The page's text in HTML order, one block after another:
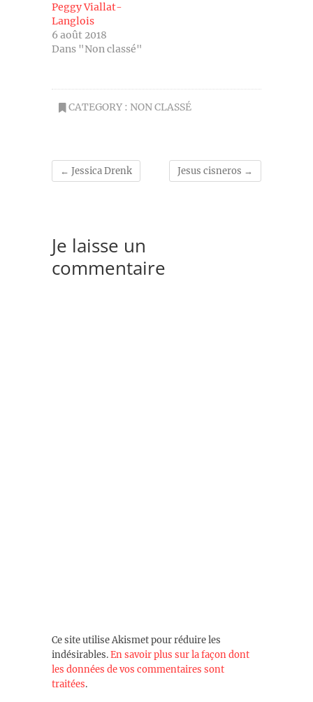
Peggy Viallat-
Langlois
6 août 2018
Dans "Non classé"
CATEGORY : NON CLASSÉ
← Jessica Drenk Jesus cisneros →
Je laisse un
commentaire
Ce site utilise Akismet pour réduire les
indésirables.En savoir plus sur la façon dont
les données de vos commentaires sont
traitées.